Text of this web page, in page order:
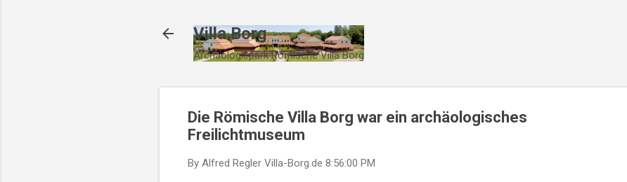
Villa Borg
Archäologiepark Römische Villa Borg
Die Römische Villa Borg war ein archäologisches
Freilichtmuseum
By Alfred Regler Villa-Borg.de 8:56:00 PM